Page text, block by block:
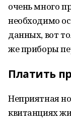
очень много
необходимо
данных, вот
же приборы
Платить
Неприятная
квитанциях